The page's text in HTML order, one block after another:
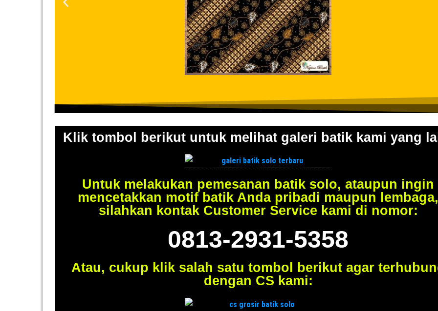
Klik tombol berikut untuk melihat galeri batik kami yang
Untuk melakukan pemesanan batik solo, ataupun ingin
mencetakkan motif batik Anda pribadi maupun lembaga,
silahkan kontak Customer Service kami di nomor:
0813-2931-5358
Atau, cukup klik salah satu tombol berikut agar
dengan CS kami: